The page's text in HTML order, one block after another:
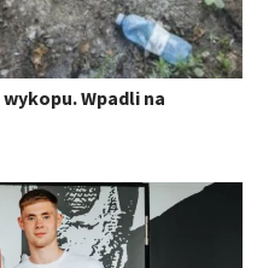
Wpadli na